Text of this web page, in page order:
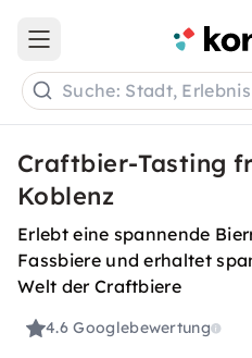
Open main menu
Suche: Stadt, Erlebnis
Craftbier-Tasting
Koblenz
Erlebt eine spannende
Fassbiere und erhaltet
Welt der Craftbiere
4.6Googlebewertung